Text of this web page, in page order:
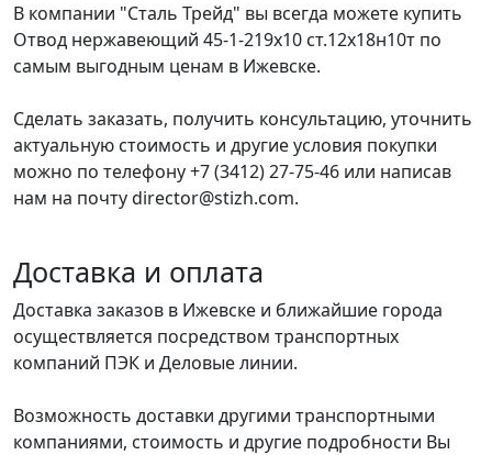
В компании "Сталь Трейд" вы всегда можете купить
Отвод нержавеющий 45-1-219х10 ст.12х18н10т по
самым выгодным ценам в Ижевске.
Сделать заказать, получить консультацию, уточнить
актуальную стоимость и другие условия покупки
можно по телефону +7 (3412) 27-75-46 или написав
нам на почту director@stizh.com.
Доставка и оплата
Доставка заказов в Ижевске и ближайшие города
осуществляется посредством транспортных
компаний ПЭК и Деловые линии.
Возможность доставки другими транспортными
компаниями, стоимость и другие подробности Вы